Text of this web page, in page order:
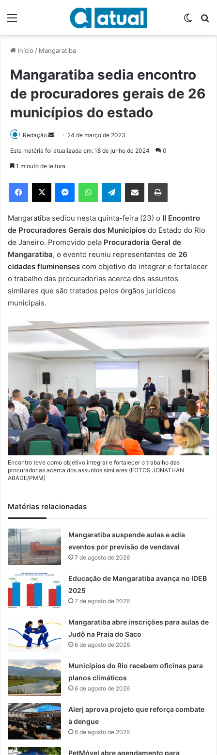
Início / Mangaratiba
Mangaratiba sedia encontro
de procuradores gerais de 26
municípios do estado
Redação
d
e
m
e
-
m
24 de março de 2023
Esta matéria foi atualizada em: 18 de junho de 2024 0
1 minuto de leitura
Telegram
Mangaratiba sediou nesta quinta-feira (23) o II Encontro
de Procuradores Gerais dos Municípios do Estado do Rio
de Janeiro. Promovido pela Procuradoria Geral de
Mangaratiba, o evento reuniu representantes de 26
cidades fluminenses com objetivo de integrar e fortalecer
o trabalho das procuradorias acerca dos assuntos
similares que são tratados pelos órgãos jurídicos
municipais.
Encontro teve como objetivo integrar e fortalecer o trabalho das
procuradorias acerca dos assuntos similares (FOTOS JONATHAN
ABADE/PMM)
Matérias relacionadas
Mangaratiba suspende aulas e adia
eventos por previsão de vendaval
7 de agosto de 2026
Educação de Mangaratiba avança no IDEB
2025
7 de agosto de 2026
Mangaratiba abre inscrições para aulas de
Judô na Praia do Saco
6 de agosto de 2026
Municípios do Rio recebem oficinas para
planos climáticos
6 de agosto de 2026
Alerj aprova projeto que reforça combate
à dengue
6 de agosto de 2026
PetMóvel abre agendamento para